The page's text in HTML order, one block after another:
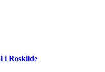
i Roskilde